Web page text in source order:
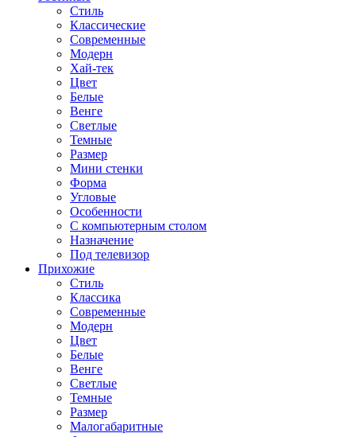
Стиль
Классические
Современные
Модерн
Хай-тек
Цвет
Белые
Венге
Светлые
Темные
Размер
Мини стенки
Форма
Угловые
Особенности
С компьютерным столом
Назначение
Под телевизор
Прихожие
Стиль
Классика
Современные
Модерн
Цвет
Белые
Венге
Светлые
Темные
Размер
Малогабаритные